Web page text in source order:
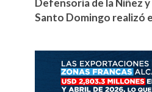
Defensoría de la Niñez
Santo Domingo realizó